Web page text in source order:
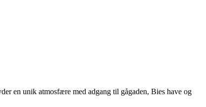
en unik atmosfære med adgang til gågaden, Bies have og